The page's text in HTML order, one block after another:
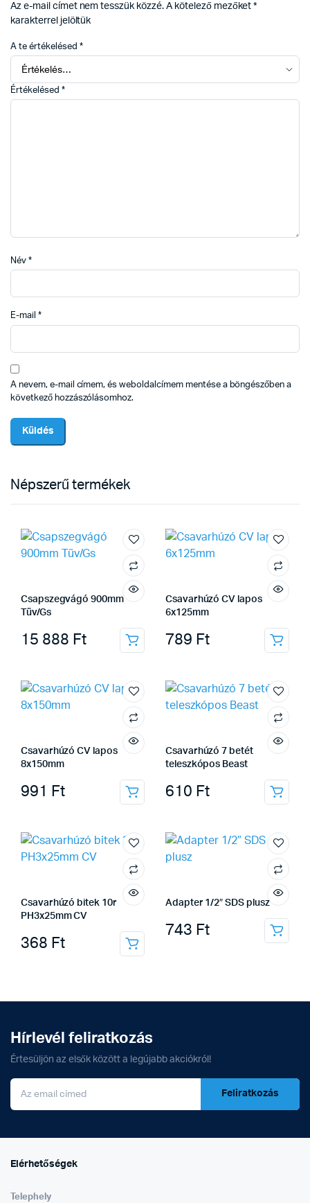
Az e-mail címet nem tesszük közzé. A kötelező mezőket*
karakterrel jelöltük
A te értékelésed *
Értékelésed *
Név *
E-mail *
A nevem, e-mail címem, és weboldalcímem mentése a böngészőben a
következő hozzászólásomhoz.
Népszerű termékek
Csapszegvágó 900mm
Tüv/Gs
15 888 Ft
Csavarhúzó CV lapos
6x125mm
789 Ft
Csavarhúzó CV lapos
8x150mm
991 Ft
Csavarhúzó 7 betét
teleszkópos Beast
610 Ft
Csavarhúzó bitek 10r
PH3x25mm CV
368 Ft
Adapter 1/2″ SDS plusz
743 Ft
Hírlevél feliratkozás
Értesüljön az elsők között a legújabb akciókról!
Feliratkozás
Elérhetőségek
Telephely